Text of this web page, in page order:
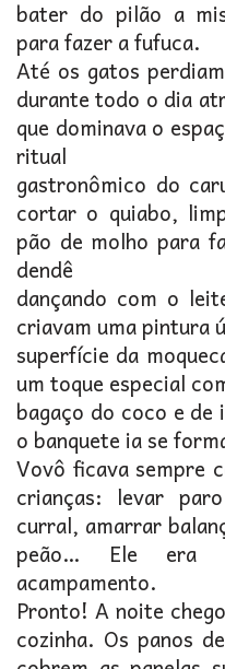
bater do pilão a
para fazer a fufuca.
Até os gatos
durante todo o dia
que dominava o
ritual
gastronômico do
cortar o quiabo,
pão de molho para
dendê
dançando com o
criavam uma pintura
superfície da
um toque especial
bagaço do coco e de
o banquete ia se
Vovô ficava sempre
crianças: levar
curral, amarrar
peão… Ele era
acampamento.
Pronto! A noite
cozinha. Os panos